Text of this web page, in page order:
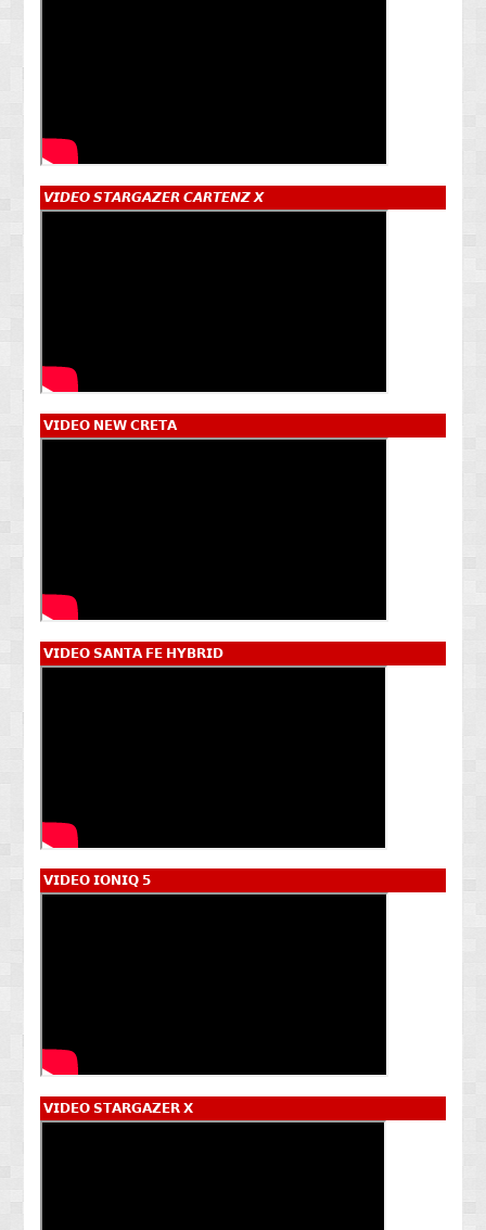
𝙑𝙄𝘿𝙀𝙊 𝙎𝙏𝘼𝙍𝙂𝘼𝙕𝙀𝙍 𝘾𝘼𝙍𝙏𝙀𝙉𝙕 𝙓
𝗩𝗜𝗗𝗘𝗢 𝗡𝗘𝗪 𝗖𝗥𝗘𝗧𝗔
𝗩𝗜𝗗𝗘𝗢 𝗦𝗔𝗡𝗧𝗔 𝗙𝗘 𝗛𝗬𝗕𝗥𝗜𝗗
𝗩𝗜𝗗𝗘𝗢 𝗜𝗢𝗡𝗜𝗤 𝟱
𝗩𝗜𝗗𝗘𝗢 𝗦𝗧𝗔𝗥𝗚𝗔𝗭𝗘𝗥 𝗫